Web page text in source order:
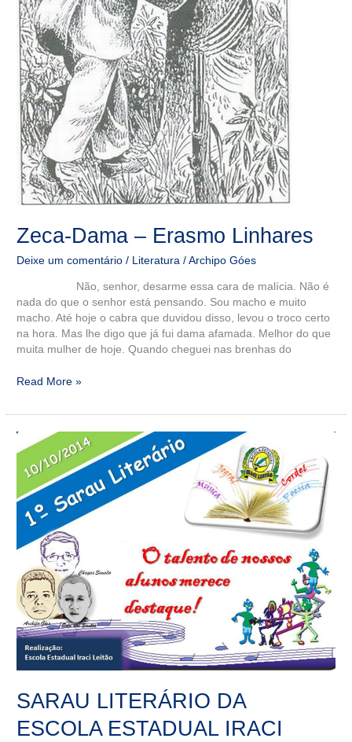
Zeca-Dama – Erasmo Linhares
Deixe um comentário / Literatura /Archipo Góes
Não, senhor, desarme essa cara de malícia. Não é
nada do que o senhor está pensando. Sou macho e muito
macho. Até hoje o cabra que duvidou disso, levou o troco certo
na hora. Mas lhe digo que já fui dama afamada. Melhor do que
muita mulher de hoje. Quando cheguei nas brenhas do
Read More »
SARAU LITERÁRIO DA
ESCOLA ESTADUAL IRACI
SARAU
LITERÁRIO
DA
ESCOLA
ESTADUAL
IRACI
LEITÃO
HOMENAGEIA
POETAS
COARIENSES